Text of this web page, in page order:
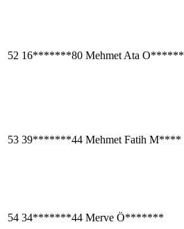
52 16*******80 Mehmet Ata O******
53 39*******44 Mehmet Fatih M****
54 34*******44 Merve Ö*******